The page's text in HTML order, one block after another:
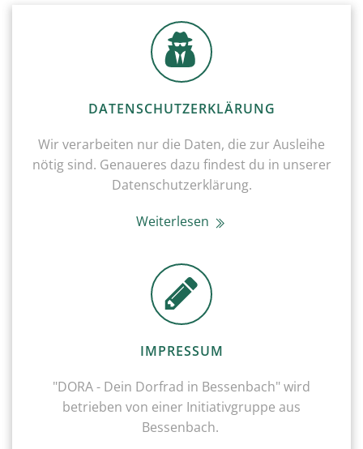
DATENSCHUTZERKLÄRUNG
Wir verarbeiten nur die Daten, die zur Ausleihe
nötig sind. Genaueres dazu findest du in unserer
Datenschutzerklärung.
Weiterlesen
IMPRESSUM
"DORA - Dein Dorfrad in Bessenbach" wird
betrieben von einer Initiativgruppe aus
Bessenbach.